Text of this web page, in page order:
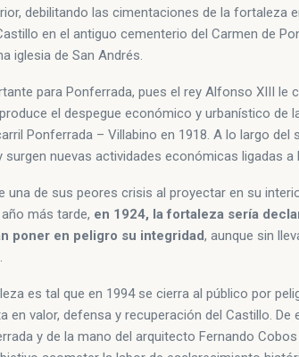
debilitando las cimentaciones de la fortaleza
en el antiguo cementerio del Carmen de
iglesia de San Andrés.
para Ponferrada, pues el rey Alfonso XIII le
el despegue económico y urbanístico de
Ponferrada – Villabino en 1918. A lo largo del
surgen nuevas actividades económicas ligadas
una de sus peores crisis al proyectar en su
más tarde, en 1924, la fortaleza sería
poner en peligro su integridad, aunque sin
es tal que en 1994 se cierra al público por
en valor, defensa y recuperación del Castillo.
y de la mano del arquitecto Fernando